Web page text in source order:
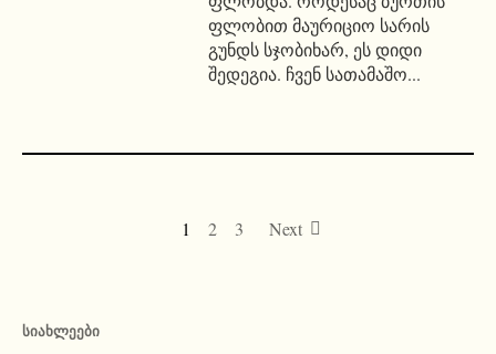
ფლობით მაურიციო სარის
გუნდს სჯობიხარ, ეს დიდი
შედეგია. ჩვენ სათამაშო...
1 2 3 Next
ᲡᲘᲐᲮᲚᲔᲔᲑᲘ